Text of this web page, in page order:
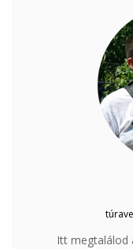
Itt megtalálod